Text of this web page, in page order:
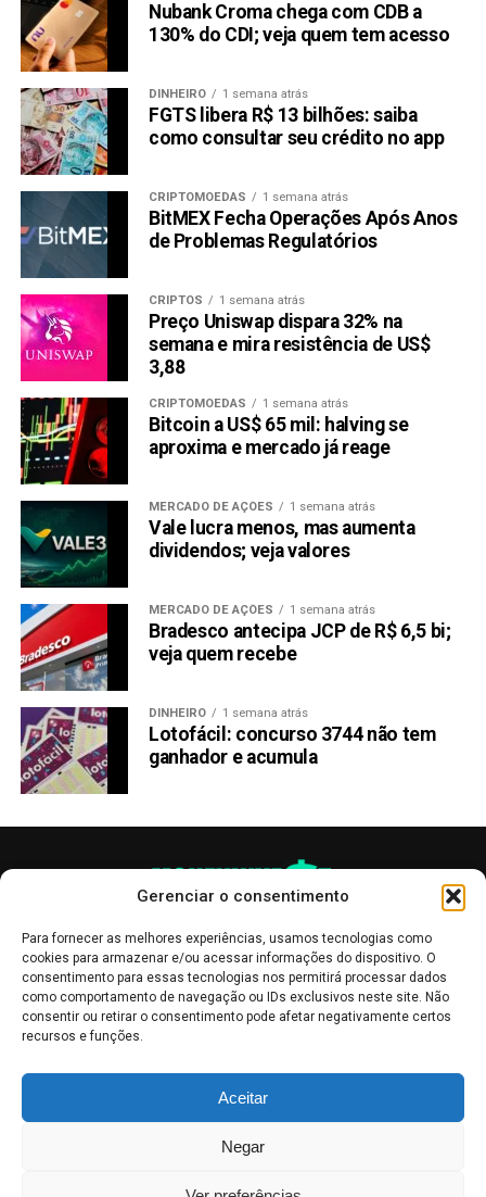
Gerenciar o consentimento
Para fornecer as melhores experiências, usamos tecnologias como
cookies para armazenar e/ou acessar informações do dispositivo. O
consentimento para essas tecnologias nos permitirá processar dados
como comportamento de navegação ou IDs exclusivos neste site. Não
consentir ou retirar o consentimento pode afetar negativamente certos
recursos e funções.
Aceitar
Negar
Nubank Croma chega com CDB a
130% do CDI; veja quem tem acesso
DINHEIRO 1 semana atrás
FGTS libera R$ 13 bilhões: saiba
como consultar seu crédito no app
CRIPTOMOEDAS 1 semana atrás
BitMEX Fecha Operações Após Anos
de Problemas Regulatórios
CRIPTOS 1 semana atrás
Preço Uniswap dispara 32% na
semana e mira resistência de US$
3,88
CRIPTOMOEDAS 1 semana atrás
Bitcoin a US$ 65 mil: halving se
aproxima e mercado já reage
MERCADO DE AÇÕES 1 semana atrás
Vale lucra menos, mas aumenta
dividendos; veja valores
MERCADO DE AÇÕES 1 semana atrás
Bradesco antecipa JCP de R$ 6,5 bi;
veja quem recebe
DINHEIRO 1 semana atrás
Lotofácil: concurso 3744 não tem
ganhador e acumula
informativo, servindo como boletins de divulgação, e não devem ser
interpretadas como recomendações de investimento.Leia mais
Bolsa de Valores